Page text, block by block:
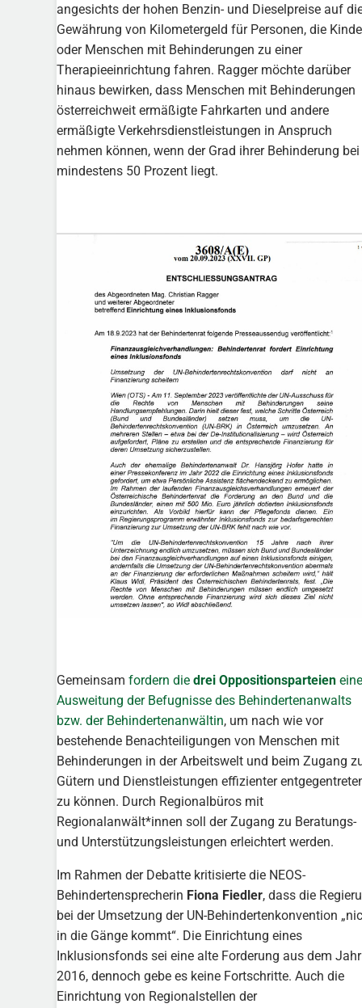
angesichts der hohen Benzin- und Dieselpreise auf
Gewährung von Kilometergeld für Personen, die
oder Menschen mit Behinderungen zu einer
Therapieeinrichtung fahren. Ragger möchte darüber
hinaus bewirken, dass Menschen mit Behinderungen
österreichweit ermäßigte Fahrkarten und andere
ermäßigte Verkehrsdienstleistungen in Anspruch
nehmen können, wenn der Grad ihrer Behinderung bei
mindestens 50 Prozent liegt.
Gemeinsam fordern die drei Oppositionsparteieneine
Ausweitung der Befugnisse des Behindertenanwalts
bzw. der Behindertenanwältin, um nach wie vor
bestehende Benachteiligungen von Menschen mit
Behinderungen in der Arbeitswelt und beim Zugang
Gütern und Dienstleistungen effizienter
zu können. Durch Regionalbüros mit
Regionalanwält*innen soll der Zugang zu Beratungs-
und Unterstützungsleistungen erleichtert werden.
Im Rahmen der Debatte kritisierte die NEOS-
Behindertensprecherin Fiona Fiedler, dass die
bei der Umsetzung der UN-Behindertenkonvention
in die Gänge kommt“. Die Einrichtung eines
Inklusionsfonds sei eine alte Forderung aus dem Jahr
2016, dennoch gebe es keine Fortschritte. Auch die
Einrichtung von Regionalstellen der